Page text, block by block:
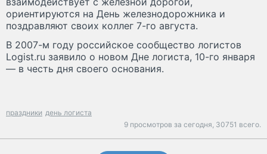
ориентируются на День железнодорожника и
поздравляют своих коллег 7-го августа.
В 2007-м году российское сообщество логистов
Logist.ru заявило о новом Дне логиста, 10-го января
— в честь дня своего основания.
праздники день логиста
9 просмотров за сегодня, 30751 всего.